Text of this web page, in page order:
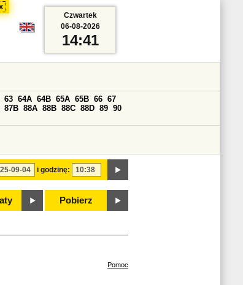
i godzinę:
63 64A 64B 65A 65B 66 67
87B 88A 88B 88C 88D 89 90
Pobierz
Czwartek
06-08-2026
14:41
Pomoc